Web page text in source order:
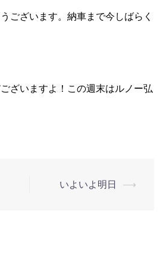
ございます。納車まで今しばらく
ざいますよ！この週末はルノー弘
いよいよ明日 ⟶